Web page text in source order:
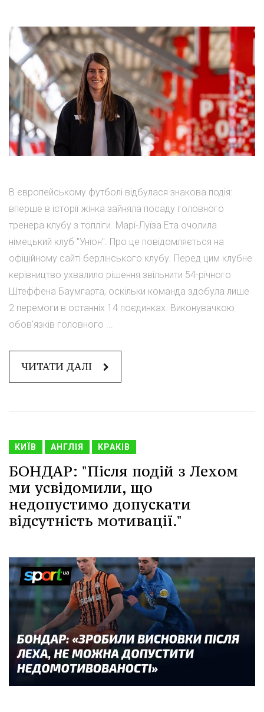
В європейському футболі відбулася знакова подія:
вперше в історії жінка зайняла посаду головного
тренера клубу з топліги. Марі-Луїза Ета очолила
німецький клуб "Уніон". Про це повідомляється на
офіційному сайті берлінського клубу. Перед цим клубне
керівництво ухвалило рішення звільнити 54-річного
Штеффена Баумгарта, оскільки команда здобула лише
2 перемоги в останніх 14 поєдинках. Виконувачкою
обов'язків головного ...
ЧИТАТИ ДАЛІ
КИЇВ АНГЛІЯ КРАКІВ
БОНДАР: "Після подій з Лехом
ми усвідомили, що
недопустимо допускати
відсутність мотивації."